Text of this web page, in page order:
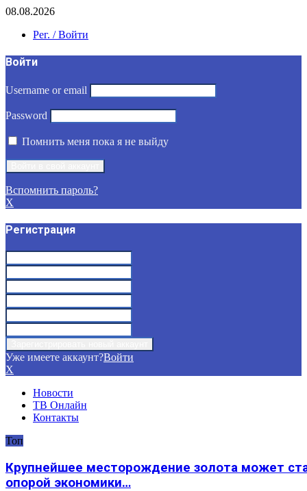
08.08.2026
Рег. / Войти
Войти
Username or email
Password
Помнить меня пока я не выйду
Вспомнить пароль?
X
Регистрация
Уже имеете аккаунт?Войти
X
Новости
ТВ Онлайн
Контакты
Топ
Крупнейшее месторождение золота может
опорой экономики…